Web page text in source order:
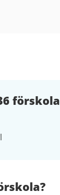
förskola